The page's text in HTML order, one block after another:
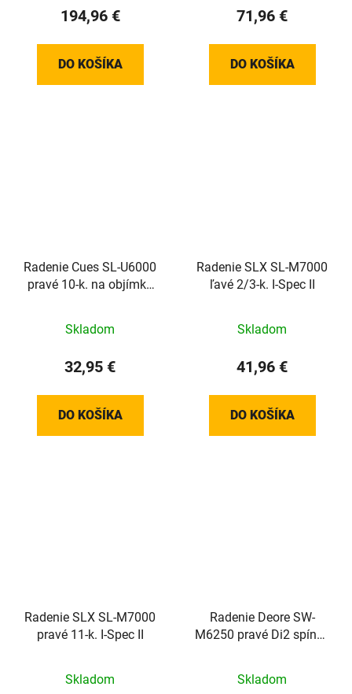
194,96 €
DO KOŠÍKA
71,96 €
DO KOŠÍKA
Radenie Cues SL-U6000
pravé 10-k. na objímku
Skladom
32,95 €
DO KOŠÍKA
Radenie SLX SL-M7000
ľavé 2/3-k. I-Spec II
Skladom
41,96 €
DO KOŠÍKA
Radenie SLX SL-M7000
pravé 11-k. I-Spec II
Skladom
Radenie Deore SW-
M6250 pravé Di2 spínač
Skladom